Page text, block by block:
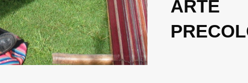
ARTE